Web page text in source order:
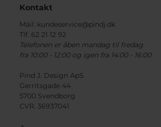
Kontakt
Mail: kundeservice@pindj.dk
Tlf. 62 21 12 92
Telefonen er åben mandag til fredag
fra 10:00 - 12:00 og igen fra 14:00 - 16:00
Pind J. Design ApS
Gerritsgade 44
5700 Svendborg
CVR. 36937041